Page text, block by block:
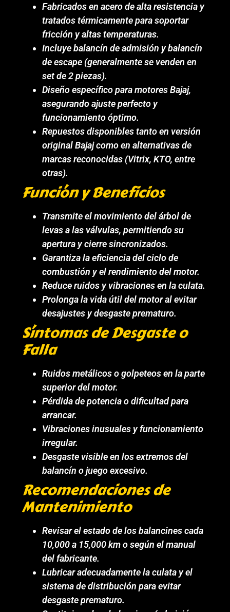
Fabricados en acero de alta resistencia y
tratados térmicamente para soportar
fricción y altas temperaturas.
Incluye balancín de admisión y balancín
de escape (generalmente se venden en
set de 2 piezas).
Diseño específico para motores Bajaj,
asegurando ajuste perfecto y
funcionamiento óptimo.
Repuestos disponibles tanto en versión
original Bajaj como en alternativas de
marcas reconocidas (Vitrix, KTO, entre
otras).
Función y Beneficios
Transmite el movimiento del árbol de
levas a las válvulas, permitiendo su
apertura y cierre sincronizados.
Garantiza la eficiencia del ciclo de
combustión y el rendimiento del motor.
Reduce ruidos y vibraciones en la culata.
Prolonga la vida útil del motor al evitar
desajustes y desgaste prematuro.
Síntomas de Desgaste o
Falla
Ruidos metálicos o golpeteos en la parte
superior del motor.
Pérdida de potencia o dificultad para
arrancar.
Vibraciones inusuales y funcionamiento
irregular.
Desgaste visible en los extremos del
balancín o juego excesivo.
Recomendaciones de
Mantenimiento
Revisar el estado de los balancines cada
10,000 a 15,000 km o según el manual
del fabricante.
Lubricar adecuadamente la culata y el
sistema de distribución para evitar
desgaste prematuro.